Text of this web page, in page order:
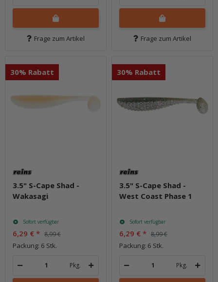
Frage zum Artikel Frage zum Artikel
30% Rabatt
3.5" S-Cape Shad -
Wakasagi
Sofort verfügbar
6,29 € * 8,99 €
Packung: 6 Stk.
Pkg.
30% Rabatt
3.5" S-Cape Shad -
West Coast Phase 1
Sofort verfügbar
6,29 € * 8,99 €
Packung: 6 Stk.
Pkg.